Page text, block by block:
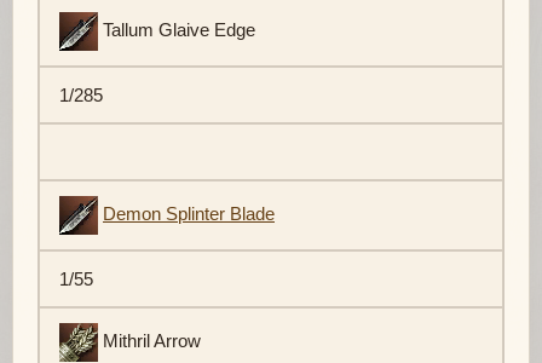
Tallum Glaive Edge
1/285
Demon Splinter Blade
1/55
Mithril Arrow